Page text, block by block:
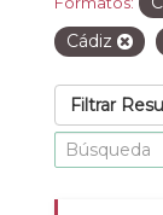
Cádiz
Filtrar